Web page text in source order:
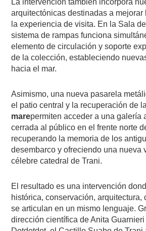
La intervención también incorpora
arquitectónicas destinadas a
la experiencia de visita. En la Sala
sistema de rampas funciona
elemento de circulación y soporte
de la colección, estableciendo
hacia el mar.
Asimismo, una nueva pasarela
el patio central y la recuperación de
marepermiten acceder a una galería
cerrada al público en el frente norte
recuperando la memoria de los
desembarco y ofreciendo una nueva
célebre catedral de Trani.
El resultado es una intervención
histórica, conservación, arquitectura,
se articulan en un mismo lenguaje.
dirección científica de Anita